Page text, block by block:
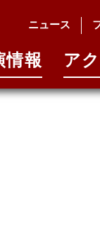
ニュース
情報 ア